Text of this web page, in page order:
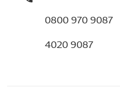
0800 970 9087
4020 9087